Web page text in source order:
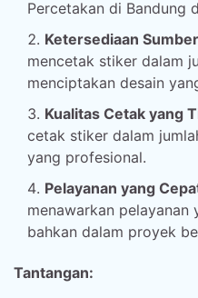
Percetakan di Bandung
Ketersediaan
mencetak stiker dalam
menciptakan desain
Kualitas Cetak yang
cetak stiker dalam
yang profesional.
Pelayanan yang
menawarkan
bahkan dalam proyek
Tantangan: